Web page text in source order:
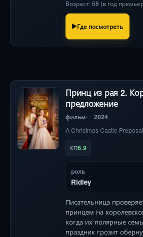
Возраст: 68 (в год
Где посмотреть
Принц из рая 2.
предложение
фильм 2024
A Christmas Castle
КП6.9
роль
Ridley
Писательница
принцем на
когда их полярные
праздник грозит